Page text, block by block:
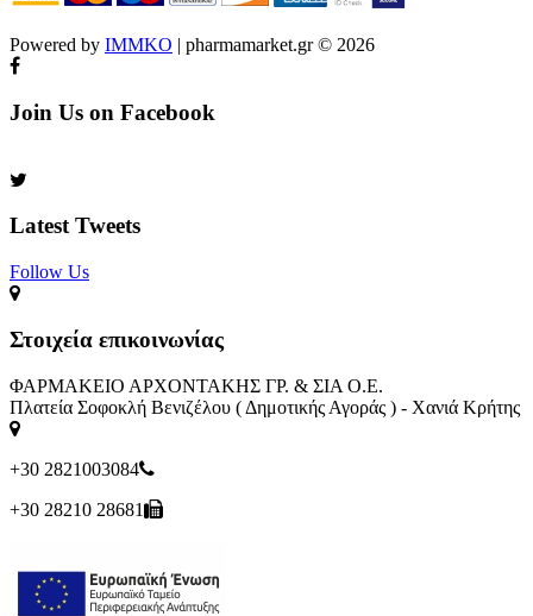
Powered by IMMKO | pharmamarket.gr © 2026
Join Us on Facebook
Latest Tweets
Follow Us​
Στοιχεία επικοινωνίας
ΦΑΡΜΑΚΕΙΟ ΑΡΧΟΝΤΑΚΗΣ ΓΡ. & ΣΙΑ Ο.Ε.
Πλατεία Σοφοκλή Βενιζέλου ( Δημοτικής Αγοράς ) - Χανιά Κρήτης
+30 2821003084
+30 28210 28681